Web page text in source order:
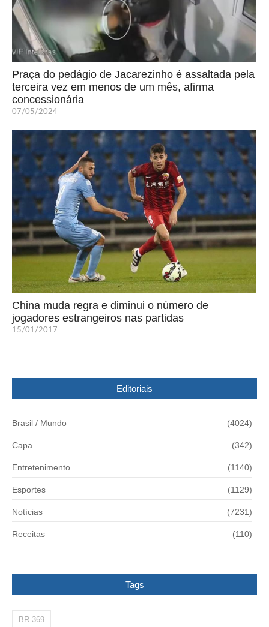
Praça do pedágio de Jacarezinho é assaltada pela
terceira vez em menos de um mês, afirma
concessionária
07/05/2024
China muda regra e diminui o número de
jogadores estrangeiros nas partidas
15/01/2017
Editoriais
Brasil / Mundo (4024)
Capa (342)
Entretenimento (1140)
Esportes (1129)
Notícias (7231)
Receitas (110)
Tags
BR-369